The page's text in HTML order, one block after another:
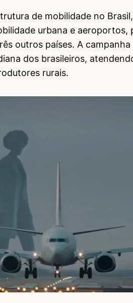
de mobilidade no
urbana e aeroportos,
outros países. A
dos brasileiros,
rurais.